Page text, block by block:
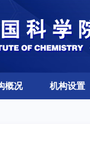
概况 机构设置